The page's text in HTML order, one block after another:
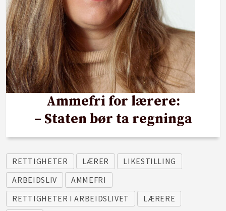
Ammefri for lærere:
– Staten bør ta regninga
RETTIGHETER LÆRER
LIKESTILLING
ARBEIDSLIV
AMMEFRI
RETTIGHETER I ARBEIDSLIVET
LÆRERE